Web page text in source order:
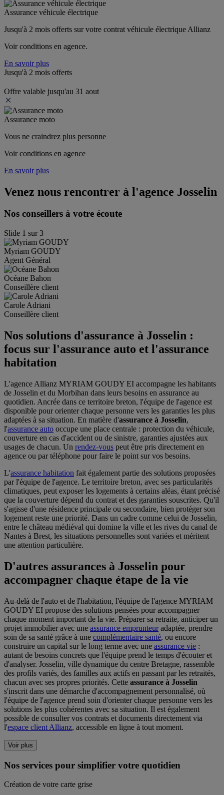
Assurance véhicule électrique
Jusqu'à 2 mois offerts sur votre contrat véhicule électrique Allianz
Voir conditions en agence.
En savoir plus
Jusqu'à 2 mois offerts
Offre valable jusqu'au 31 aout
Assurance moto
Vous ne craindrez plus personne
Voir conditions en agence
En savoir plus
Venez nous rencontrer à l'agence Josselin
Nos conseillers à votre écoute
Slide 1 sur3
Myriam GOUDY
Agent Général
Océane Bahon
Conseillère client
Carole Adriani
Conseillère client
Nos solutions d'assurance à Josselin :
focus sur l'assurance auto et l'assurance
habitation
L'agence Allianz MYRIAM GOUDY EI accompagne les habitants
de Josselin et du Morbihan dans leurs besoins en assurance au
quotidien. Ancrée dans ce territoire breton, l'équipe de l'agence est
disponible pour orienter chaque personne vers les garanties les plus
adaptées à sa situation. En matière d'assurance à Josselin,
l'assurance auto occupe une place centrale : protection du véhicule,
couverture en cas d'accident ou de sinistre, garanties ajustées aux
usages de chacun. Un rendez-vous peut être pris directement en
agence ou par téléphone pour faire le point sur vos besoins.
L'assurance habitation fait également partie des solutions proposées
par l'équipe de l'agence. Le territoire breton, avec ses particularités
climatiques, peut exposer les logements à certains aléas, étant précisé
que la couverture dépend du contrat et des garanties souscrites. Qu'il
s'agisse d'une résidence principale ou secondaire, bien protéger son
logement reste une priorité. Dans un cadre comme celui de Josselin,
entre le château médiéval qui domine la ville et les rives du canal de
Nantes à Brest, les situations personnelles sont variées et méritent
une attention particulière.
D'autres assurances à Josselin pour
accompagner chaque étape de la vie
Au-delà de l'auto et de l'habitation, l'équipe de l'agence MYRIAM
GOUDY EI propose des solutions pensées pour accompagner
chaque moment important de la vie. Préparer sa retraite, anticiper un
projet immobilier avec une assurance emprunteuradaptée, prendre
soin de sa santé grâce à une complémentaire santé, ou encore
construire un capital sur le long terme avec une assurance vie :
autant de besoins concrets que l'équipe prend le temps d'écouter et
d'analyser. Josselin, ville dynamique du centre Bretagne, rassemble
des profils variés, des familles aux actifs en passant par les retraités,
chacun avec ses propres priorités. Cette assurance à Josselin
s'inscrit dans une démarche d'accompagnement personnalisé, où
l'équipe de l'agence prend soin d'orienter chaque personne vers les
solutions les plus cohérentes avec sa situation. Il est également
possible de consulter vos contrats et documents directement via
l'espace client Allianz, accessible en ligne à tout moment.
Voir plus
Nos services pour simplifier votre quotidien
Création de votre carte grise